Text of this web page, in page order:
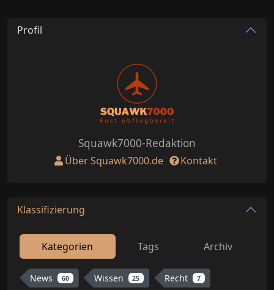
Profil
Squawk7000-Redaktion
Über Squawk7000.de Kontakt
Klassifizierung
Kategorien Tags Archiv
News 60 Wissen 25 Recht 7